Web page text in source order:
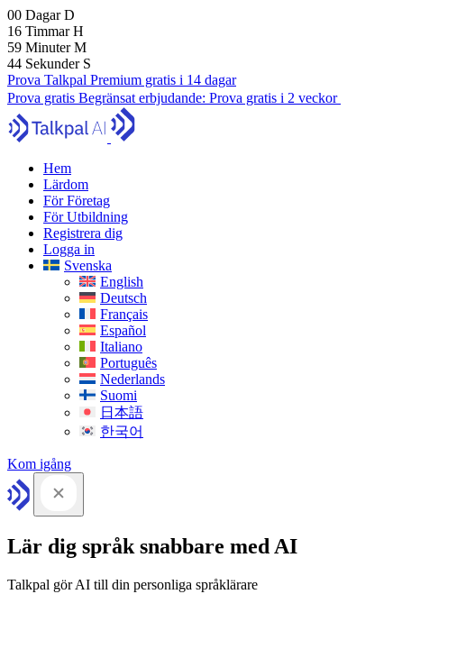
00 DagarD
16 TimmarH
59 MinuterM
42 Sekunder S
Prova Talkpal Premium gratis i 14 dagar
Prova gratis Begränsat erbjudande: Prova gratis i 2 veckor
Hem
Lärdom
För Företag
För Utbildning
Registrera dig
Logga in
Svenska
English
Deutsch
Français
Español
Italiano
Português
Nederlands
Suomi
日本語
한국어
Kom igång
Lär dig språk snabbare med AI
Talkpal gör AI till din personliga språklärare